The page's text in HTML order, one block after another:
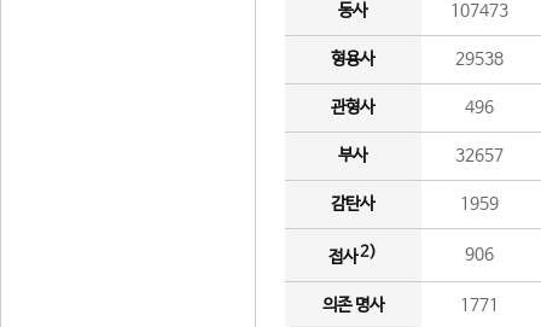
동사 107473
형용사 29538
관형사 496
부사 32657
감탄사 1959
접사2) 906
의존 명사 1771